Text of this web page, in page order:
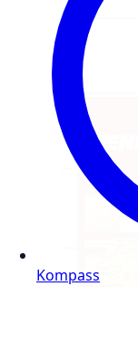
Kompass